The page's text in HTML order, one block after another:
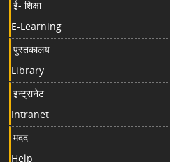
ई- शिक्षा
E-Learning
पुस्तकालय
Library
इन्ट्रानेट
Intranet
मदद
Help